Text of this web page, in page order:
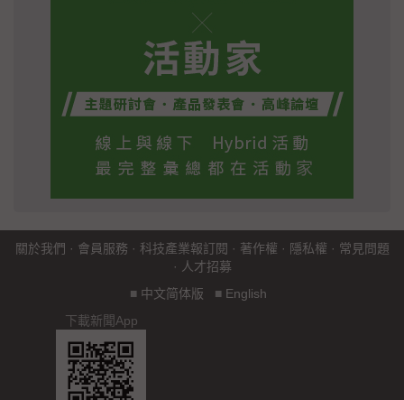
關於我們 · 會員服務 · 科技產業報訂閱 · 著作權 · 隱私權 · 常見問題
· 人才招募
■ 中文简体版 ■ English
下載新聞App